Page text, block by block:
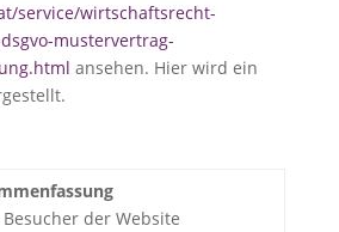
service/wirtschaftsrecht-
mustervertrag-
ansehen. Hier wird ein
der Website